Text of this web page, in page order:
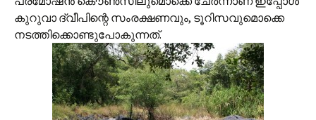
കുറുവാ ദ്വീപിന്റെ സംരക്ഷണവും, ടൂറിസവുമൊക്കെ
നടത്തിക്കൊണ്ടുപോകുന്നത്.